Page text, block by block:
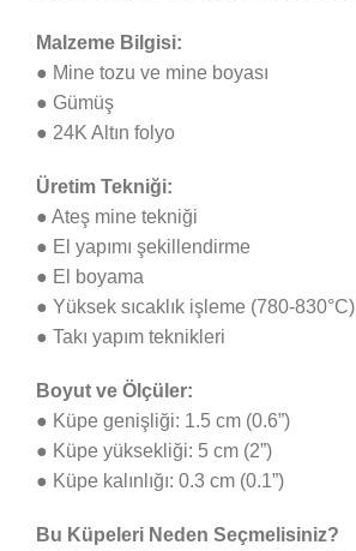
Malzeme Bilgisi:
● Mine tozu ve mine boyası
● Gümüş
● 24K Altın folyo
Üretim Tekniği:
● Ateş mine tekniği
● El yapımı şekillendirme
● El boyama
● Yüksek sıcaklık işleme (780-830°C)
● Takı yapım teknikleri
Boyut ve Ölçüler:
● Küpe genişliği: 1.5 cm (0.6”)
● Küpe yüksekliği: 5 cm (2”)
● Küpe kalınlığı: 0.3 cm (0.1”)
Bu Küpeleri Neden Seçmelisiniz?